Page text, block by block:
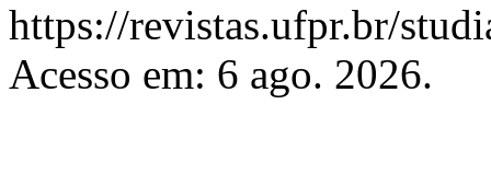
https://revistas.ufpr.br/
Acesso em: 6 ago. 2026.